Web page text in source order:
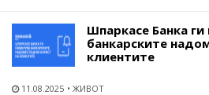
Шпаркасе Банка ги
банкарските
клиентите
11.08.2025 ЖИВОТ